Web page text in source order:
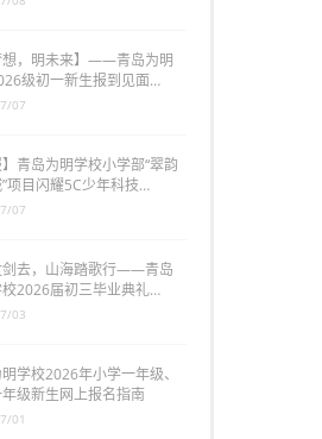
想，明未来】——青岛为明
级初一新生报到见面…
07
】青岛为明学校小学部“翠韵
项目闪耀5C少年科技…
07
剑去，山海踏歌行——青岛
校2026届初三毕业典礼…
03
学校2026年小学一年级、
级新生网上报名指南
01